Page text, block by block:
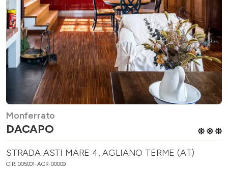
Monferrato
DACAPO
STRADA ASTI MARE 4, AGLIANO TERME (AT)
CIR: 005001-AGR-00009